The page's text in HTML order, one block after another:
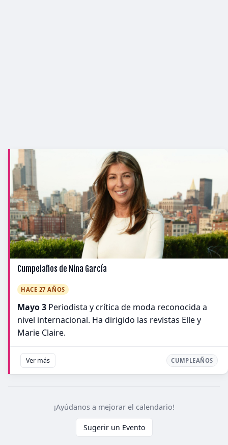
Cumpelaños de Nina García
HACE 27 AÑOS
Mayo 3 Periodista y crítica de moda reconocida a
nivel internacional. Ha dirigido las revistas Elle y
Marie Claire.
Ver más CUMPLEAÑOS
¡Ayúdanos a mejorar el calendario!
Sugerir un Evento